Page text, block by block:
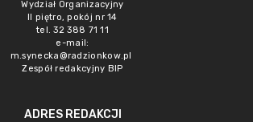
Wydział Organizacyjny
II piętro, pokój nr 14
tel. 32 388 71 11
e-mail:
m.synecka@radzionkow.pl
Zespół redakcyjny BIP
ADRES REDAKCJI